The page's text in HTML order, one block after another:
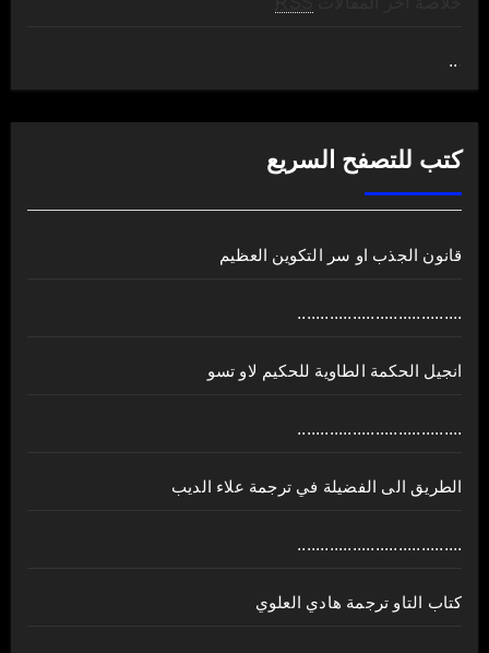
..
كتب للتصفح السريع
قانون الجذب او سر التكوين العظيم
....................................
انجيل الحكمة الطاوية للحكيم لاو تسو
....................................
الطريق الى الفضيلة في ترجمة علاء الديب
....................................
كتاب التاو ترجمة هادي العلوي